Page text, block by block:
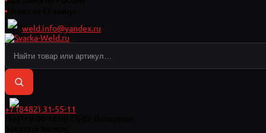
weld.info@yandex.ru
+7 (8482) 31-55-11